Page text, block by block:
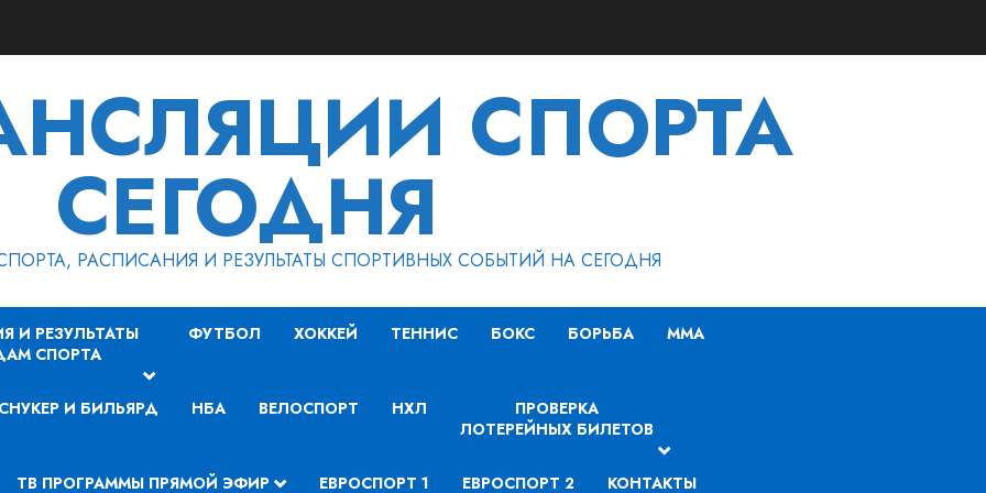
СПОРТА
СЕГОДНЯ
РАСПИСАНИЯ И РЕЗУЛЬТАТЫ СПОРТИВНЫХ СОБЫТИЙ НА СЕГОДНЯ
И РЕЗУЛЬТАТЫ
СПОРТА
ФУТБОЛ ХОККЕЙ ТЕННИС БОКС БОРЬБА MMA
СНУКЕР И БИЛЬЯРД НБА ВЕЛОСПОРТ НХЛ
ПРОВЕРКА
ЛОТЕРЕЙНЫХ БИЛЕТОВ
ТВ ПРОГРАММЫ ПРЯМОЙ ЭФИР ЕВРОСПОРТ 1 ЕВРОСПОРТ 2 КОНТАКТЫ